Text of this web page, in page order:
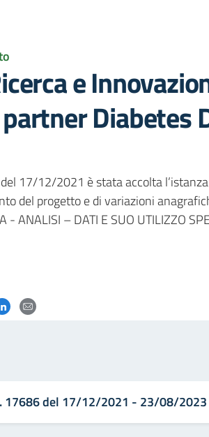
e
Diabetes
17/12/2021 è stata accolta
del progetto e di variazioni
- ANALISI – DATI E SUO UTILIZZO
questa pagina su Facebook
questa pagina su Twitter
Condividi questa pagina su Linkedin
17686 del 17/12/2021 - 23/08/2023